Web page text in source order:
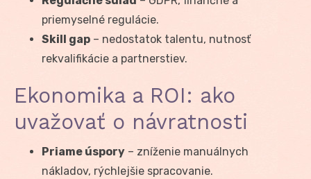
priemyselné regulácie.
Skill gap – nedostatok talentu, nutnosť
rekvalifikácie a partnerstiev.
Ekonomika a ROI: ako
uvažovať o návratnosti
Priame úspory – zníženie manuálnych
nákladov, rýchlejšie spracovanie.